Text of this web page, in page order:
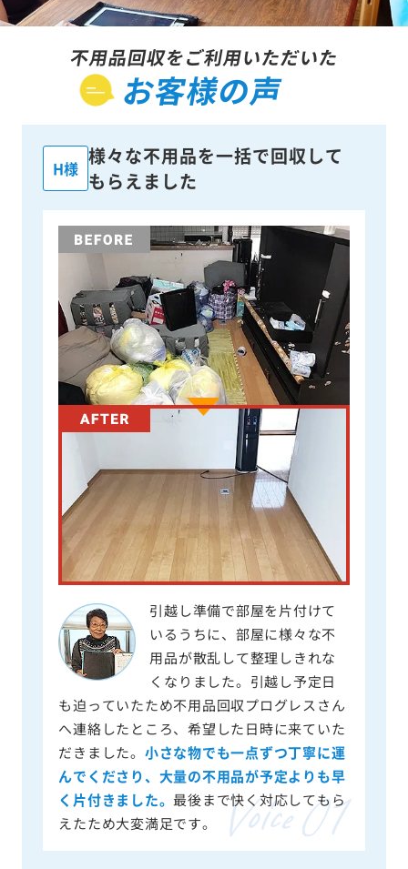
不用品回収をご利用いただいた
お客様の声
H様
様々な不用品を一括で回収して
もらえました
引越し準備で部屋を片付けて
いるうちに、部屋に様々な不
用品が散乱して整理しきれな
くなりました。引越し予定日
も迫っていたため不用品回収プログレスさん
へ連絡したところ、希望した日時に来ていた
だきました。 小さな物でも一点ずつ丁寧に運
んでくださり、大量の不用品が予定よりも早
く片付きました。 最後まで快く対応してもら
えたため大変満足です。